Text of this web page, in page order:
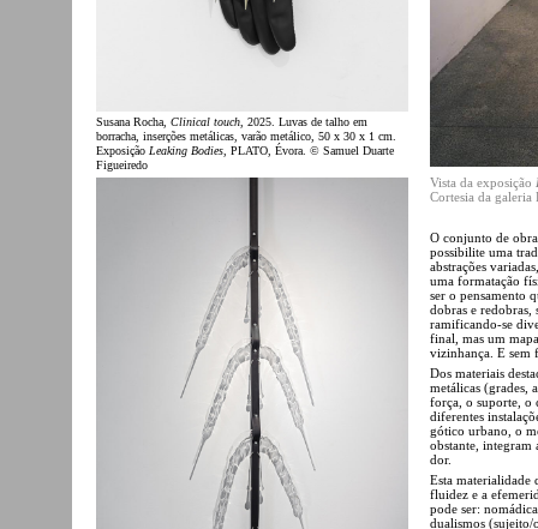
Susana Rocha, Clinical touch, 2025. Luvas de talho em
borracha, inserções metálicas, varão metálico, 50 x 30 x 1 cm.
Exposição Leaking Bodies, PLATO, Évora. © Samuel Duarte
Figueiredo
Vista da exposição
Cortesia da galeria
O conjunto de
possibilite uma
abstrações
uma formatação
ser o pensamento
dobras e redobras,
ramificando-se
final, mas um
vizinhança. E sem
Dos materiais
metálicas (grades,
força, o suporte, o
diferentes
gótico urbano, o
obstante, integram
dor.
Esta materialidade
fluidez e a
pode ser:
dualismos (sujeito/